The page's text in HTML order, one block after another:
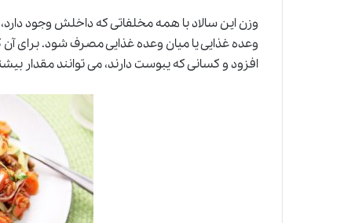
وزن این سالاد با همه مخلفاتی که داخلش وجود
وعده غذایی یا میان وعده غذایی مصرف شود. برای
افزود و کسانی که یبوست دارند، می توانند مقدار